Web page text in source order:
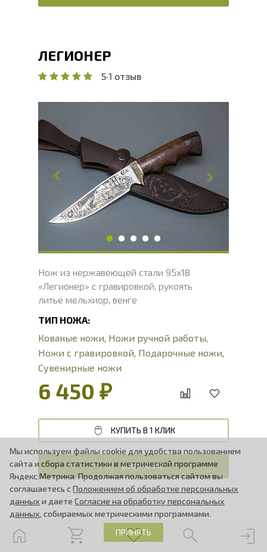
ЛЕГИОНЕР
5·1 отзыв
Общая длина, мм
268.2
Длина клинка, мм
146.2
Ширина клинка, мм
Толщина обуха, мм
Ширина рукояти, мм
37.7
Длина рукояти, мм
122
Толщина рукояти, мм
23
Твердость клинка, HRC
56 - 58 HRC
Нож из нержавеющей стали 95х18
«Легионер» с гравировкой, рукоять
литье мельхиор, венге
ТИП НОЖА:
Кованые ножи, Ножи ручной работы,
Ножи с гравировкой, Подарочные ножи,
Сувенирные ножи
6 450 ₽
КУПИТЬ В 1 КЛИК
В КОРЗИНУ
МУРОМЕЦ
Мы используем файлы cookie для удобства пользованием
сайта и сбора статистики в метрической программе
Яндекс.Метрика. Продолжая пользоваться сайтом вы
соглашаетесь сПоложением об обработке персональных
данных и даетеСогласие на обработку персональных
данных , собираемых метрическими программами.
ПРИНЯТЬ